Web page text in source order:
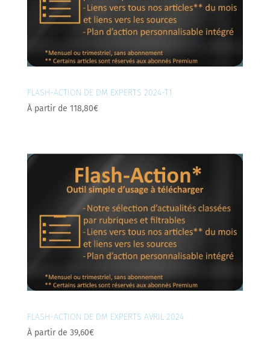
FLASH-ACTION DE DM EXPERTS 2024-T1
À partir de 118,80€
FLASH-ACTION DE DM EXPERTS AVRIL 2024
À partir de 39,60€